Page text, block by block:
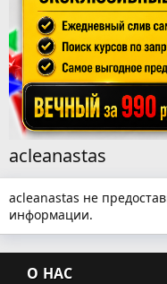
acleanastas
acleanastas не
информации.
О НАС